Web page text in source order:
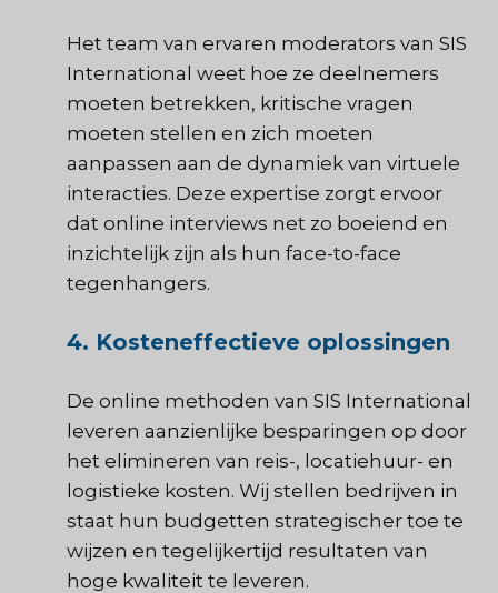
Het team van ervaren moderators van SIS
International weet hoe ze deelnemers
moeten betrekken, kritische vragen
moeten stellen en zich moeten
aanpassen aan de dynamiek van virtuele
interacties. Deze expertise zorgt ervoor
dat online interviews net zo boeiend en
inzichtelijk zijn als hun face-to-face
tegenhangers.
4. Kosteneffectieve oplossingen
De online methoden van SIS International
leveren aanzienlijke besparingen op door
het elimineren van reis-, locatiehuur- en
logistieke kosten. Wij stellen bedrijven in
staat hun budgetten strategischer toe te
wijzen en tegelijkertijd resultaten van
hoge kwaliteit te leveren.